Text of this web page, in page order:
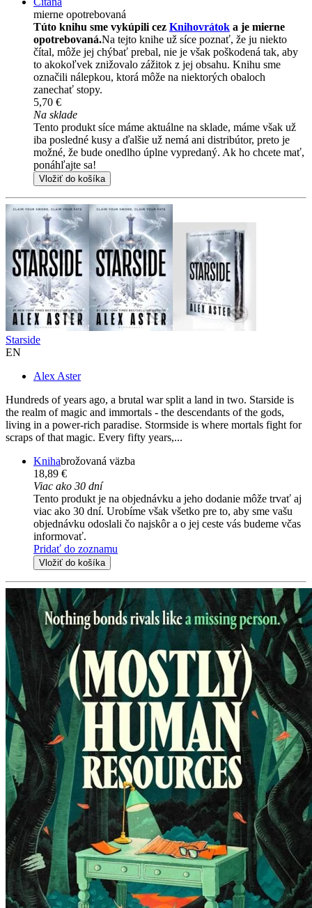
mierne opotrebovaná
Túto knihu sme vykúpili cez Knihovrátok a je mierne
opotrebovaná.Na tejto knihe už síce poznať, že ju niekto
čítal, môže jej chýbať prebal, nie je však poškodená tak, aby
to akokoľvek znižovalo zážitok z jej obsahu. Knihu sme
označili nálepkou, ktorá môže na niektorých obaloch
zanechať stopy.
5,70 €
Na sklade
Tento produkt síce máme aktuálne na sklade, máme však už
iba posledné kusy a ďalšie už nemá ani distribútor, preto je
možné, že bude onedlho úplne vypredaný. Ak ho chcete mať,
ponáhľajte sa!
Vložiť do košíka
Starside
EN
Alex Aster
Hundreds of years ago, a brutal war split a land in two. Starside is
the realm of magic and immortals - the descendants of the gods,
living in a power-rich paradise. Stormside is where mortals fight for
scraps of that magic. Every fifty years,...
Knihabrožovaná väzba
18,89 €
Viac ako 30 dní
Tento produkt je na objednávku a jeho dodanie môže trvať aj
viac ako 30 dní. Urobíme však všetko pre to, aby sme vašu
objednávku odoslali čo najskôr a o jej ceste vás budeme včas
informovať.
Pridať do zoznamu
Vložiť do košíka